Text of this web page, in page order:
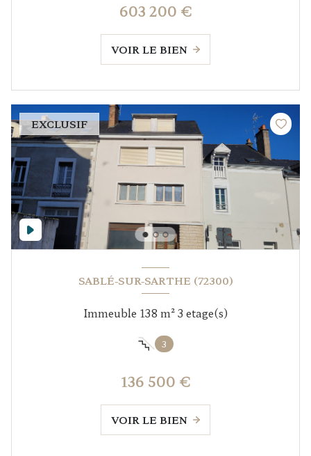
603 200 €
VOIR LE BIEN
EXCLUSIF
SABLÉ-SUR-SARTHE (72300)
Immeuble 138 m² 3 etage(s)
3
136 500 €
VOIR LE BIEN